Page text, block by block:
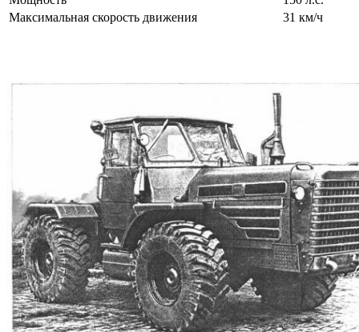
Максимальная скорость движения
31 км/ч